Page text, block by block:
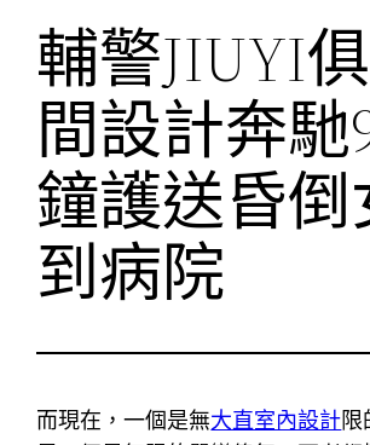
輔警JIUYI
間設計奔馳
鐘護送昏倒
到病院
而現在，一個是無大直室內設計限